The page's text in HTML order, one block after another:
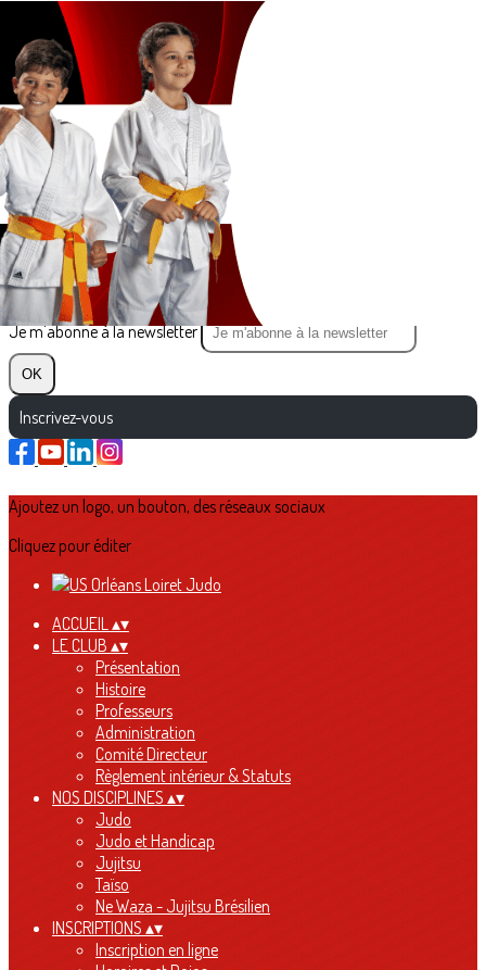
Exporter les lignes sélectionnées
Exporter toutes les colonnes
Exporter uniquement les colonnes affichées
Menu
?>
Images de la page d'accueil
Cliquez pour éditer
Texte, bouton et/ou inscription à la newsletter
Cliquez pour éditer
Je m'abonne à la newsletter
OK
Inscrivez-vous
Ajoutez un logo, un bouton, des réseaux sociaux
Cliquez pour éditer
ACCUEIL▴▾
LE CLUB ▴▾
Présentation
Histoire
Professeurs
Administration
Comité Directeur
Règlement intérieur & Statuts
NOS DISCIPLINES ▴▾
Judo
Judo et Handicap
Jujitsu
Taïso
Ne Waza - Jujitsu Brésilien
INSCRIPTIONS ▴▾
Inscription en ligne